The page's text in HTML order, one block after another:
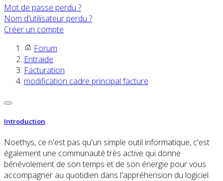
Mot de passe perdu ?
Nom d'utilisateur perdu ?
Créer un compte
Forum
Entraide
Facturation
modification cadre principal facture
Introduction
Noethys, ce n'est pas qu'un simple outil informatique, c'est
également une communauté très active qui donne
bénévolement de son temps et de son énergie pour vous
accompagner au quotidien dans l'appréhension du logiciel.